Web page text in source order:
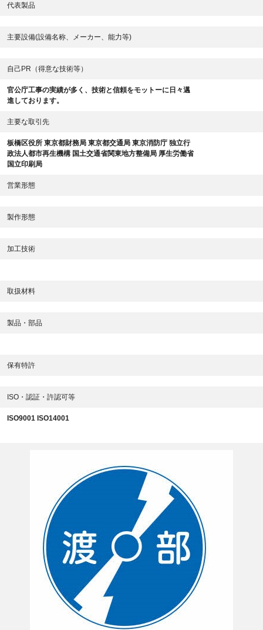
代表製品
主要設備(設備名称、メーカー、能力等)
自己PR（得意な技術等）
官公庁工事の実績が多く、技術と信頼をモットーに日々邁
進しております。
主要な取引先
板橋区役所 東京都財務局 東京都交通局 東京消防庁 独立行
政法人都市再生機構 国土交通省関東地方整備局 厚生労働省
国立印刷局
営業形態
製作形態
加工技術
取扱材料
製品・部品
保有特許
ISO・認証・許認可等
ISO9001 ISO14001